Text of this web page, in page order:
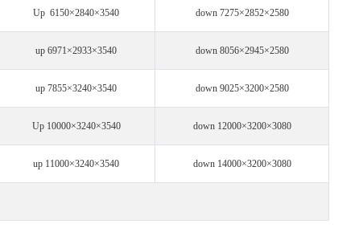
Up 6150×2840×3540 down 7275×2852×2580
up 6971×2933×3540 down 8056×2945×2580
up 7855×3240×3540 down 9025×3200×2580
Up 10000×3240×3540 down 12000×3200×3080
up 11000×3240×3540 down 14000×3200×3080